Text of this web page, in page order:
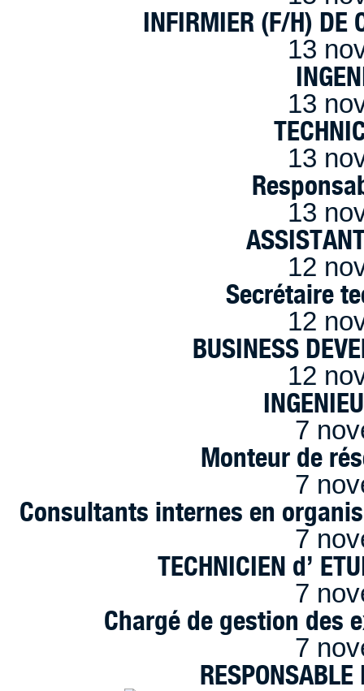
INFIRMIER (F/H) DE
13
13
13
13
12
Secrétaire
12
BUSINESS
12
7
Monteur de
7
Consultants internes en
7
TECHNICIEN d’
7
Chargé de gestion des
7